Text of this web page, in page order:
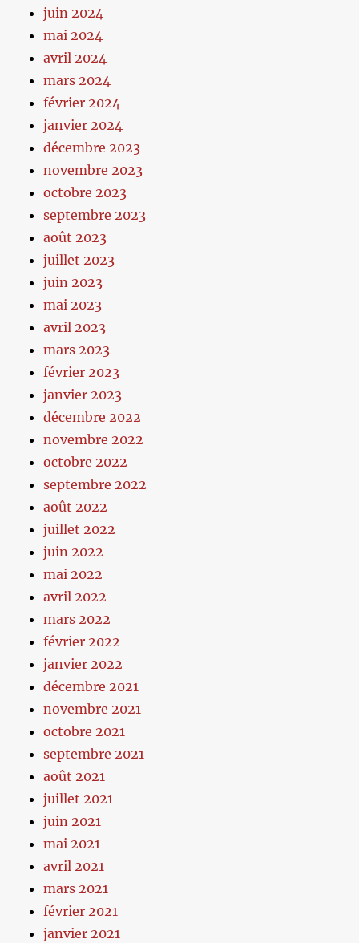
juin 2024
mai 2024
avril 2024
mars 2024
février 2024
janvier 2024
décembre 2023
novembre 2023
octobre 2023
septembre 2023
août 2023
juillet 2023
juin 2023
mai 2023
avril 2023
mars 2023
février 2023
janvier 2023
décembre 2022
novembre 2022
octobre 2022
septembre 2022
août 2022
juillet 2022
juin 2022
mai 2022
avril 2022
mars 2022
février 2022
janvier 2022
décembre 2021
novembre 2021
octobre 2021
septembre 2021
août 2021
juillet 2021
juin 2021
mai 2021
avril 2021
mars 2021
février 2021
janvier 2021